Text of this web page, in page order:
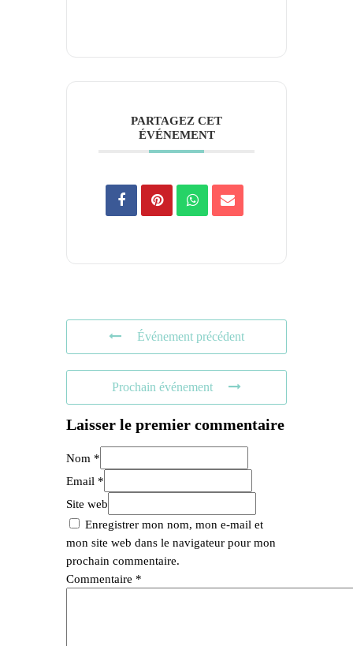
PARTAGEZ CET
ÉVÉNEMENT
Événement précédent
Prochain événement
Laisser le premier commentaire
Nom *
Email *
Site web
Enregistrer mon nom, mon e-mail et
mon site web dans le navigateur pour mon
prochain commentaire.
Commentaire *